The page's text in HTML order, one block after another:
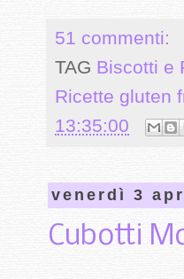
51 commenti:
TAG Biscotti e
Ricette gluten
13:35:00
venerdì 3
Cubotti